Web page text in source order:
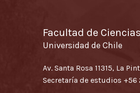
Facultad de
Universidad de Chile
Av. Santa Rosa 11315, La
Secretaría de estudios +56